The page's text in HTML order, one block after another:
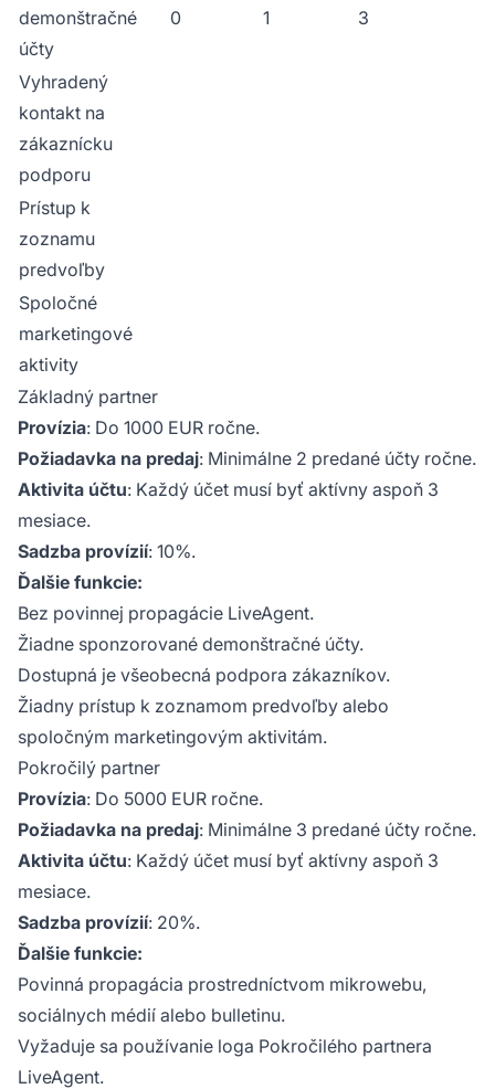
demonštračné
účty
0 1 3
Vyhradený
kontakt na
zákaznícku
podporu
Prístup k
zoznamu
predvoľby
Spoločné
marketingové
aktivity
Základný partner
Provízia: Do 1000 EUR ročne.
Požiadavka na predaj: Minimálne 2 predané účty ročne.
Aktivita účtu: Každý účet musí byť aktívny aspoň 3
mesiace.
Sadzba provízií: 10%.
Ďalšie funkcie:
Bez povinnej propagácie LiveAgent.
Žiadne sponzorované demonštračné účty.
Dostupná je všeobecná podpora zákazníkov.
Žiadny prístup k zoznamom predvoľby alebo
spoločným marketingovým aktivitám.
Pokročilý partner
Provízia: Do 5000 EUR ročne.
Požiadavka na predaj: Minimálne 3 predané účty ročne.
Aktivita účtu: Každý účet musí byť aktívny aspoň 3
mesiace.
Sadzba provízií: 20%.
Ďalšie funkcie:
Povinná propagácia prostredníctvom mikrowebu,
sociálnych médií alebo bulletinu.
Vyžaduje sa používanie loga Pokročilého partnera
LiveAgent.